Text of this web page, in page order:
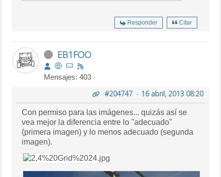
Responder Citar
EB1FOO
Mensajes: 403
#204747- 16 abril, 2013 08:20
Con permiso para las imágenes... quizás así se
vea mejor la diferencia entre lo "adecuado"
(primera imagen) y lo menos adecuado (segunda
imagen).